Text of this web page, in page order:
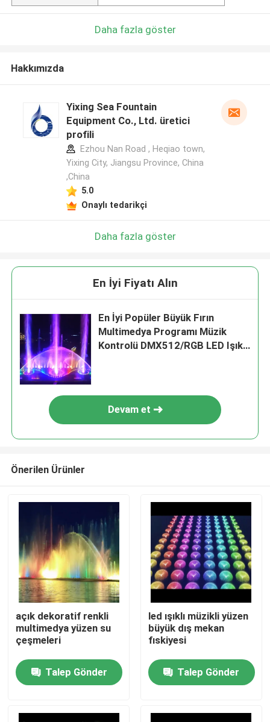
Daha fazla göster
Hakkımızda
Yixing Sea Fountain
Equipment Co., Ltd. üretici
profili
Ezhou Nan Road , Heqiao town,
Yixing City, Jiangsu Province, China
,China
5.0
Onaylı tedarikçi
Daha fazla göster
En İyi Fiyatı Alın
En İyi Popüler Büyük Fırın
Multimedya Programı Müzik
Kontrolü DMX512/RGB LED Işıklı
Devam et
Önerilen Ürünler
açık dekoratif renkli
multimedya yüzen su
çeşmeleri
Talep Gönder
led ışıklı müzikli yüzen
büyük dış mekan
fıskiyesi
Talep Gönder